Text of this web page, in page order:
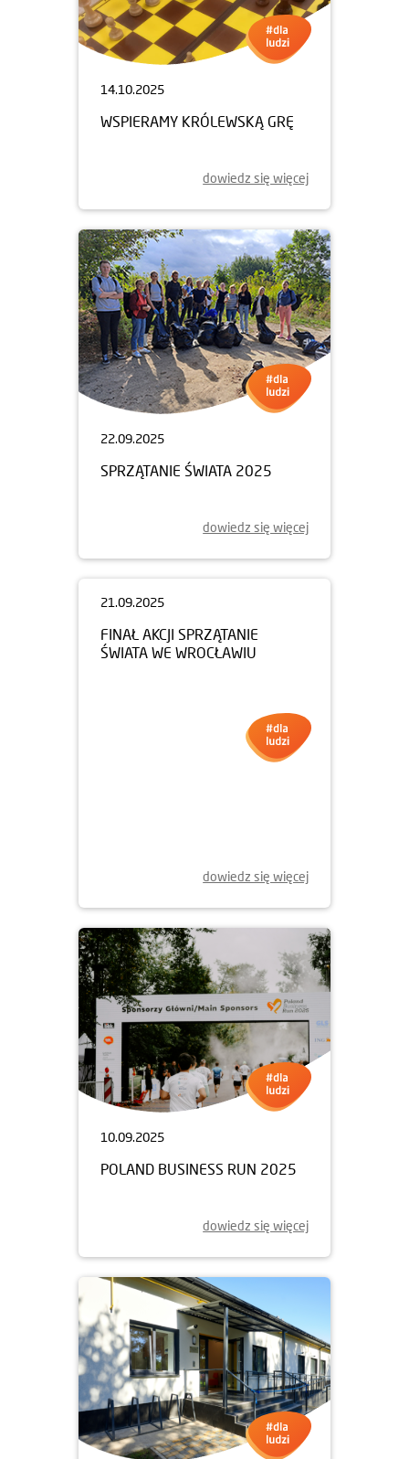
14.10.2025
WSPIERAMY KRÓLEWSKĄ GRĘ
dowiedz się więcej
22.09.2025
SPRZĄTANIE ŚWIATA 2025
dowiedz się więcej
dowiedz się więcej
10.09.2025
POLAND BUSINESS RUN 2025
dowiedz się więcej